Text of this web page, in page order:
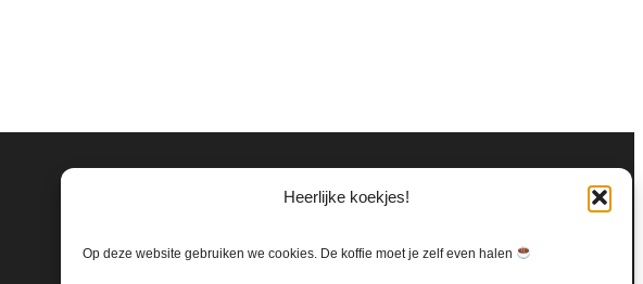
Heerlijke koekjes!
Op deze website gebruiken we cookies. De koffie moet je zelf even halen